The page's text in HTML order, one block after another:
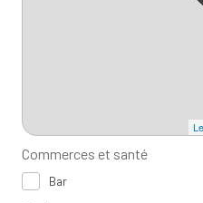
Commerces et santé
Bar